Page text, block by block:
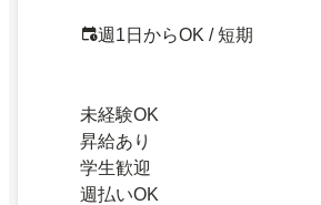
週1日からOK / 短期
未経験OK
昇給あり
学生歓迎
週払いOK